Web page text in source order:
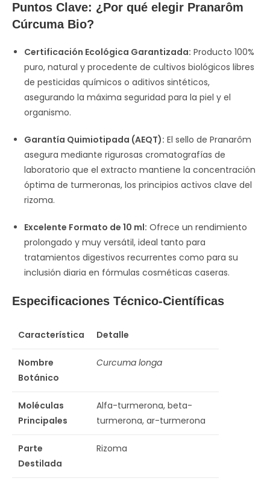
Puntos Clave: ¿Por qué elegir Pranarôm
Cúrcuma Bio?
Certificación Ecológica Garantizada: Producto 100%
puro, natural y procedente de cultivos biológicos libres
de pesticidas químicos o aditivos sintéticos,
asegurando la máxima seguridad para la piel y el
organismo.
Garantía Quimiotipada (AEQT): El sello de Pranarôm
asegura mediante rigurosas cromatografías de
laboratorio que el extracto mantiene la concentración
óptima de turmeronas, los principios activos clave del
rizoma.
Excelente Formato de 10 ml: Ofrece un rendimiento
prolongado y muy versátil, ideal tanto para
tratamientos digestivos recurrentes como para su
inclusión diaria en fórmulas cosméticas caseras.
Especificaciones Técnico-Científicas
Característica Detalle
Nombre
Botánico
Curcuma longa
Moléculas
Principales
Alfa-turmerona, beta-
turmerona, ar-turmerona
Parte
Destilada
Rizoma